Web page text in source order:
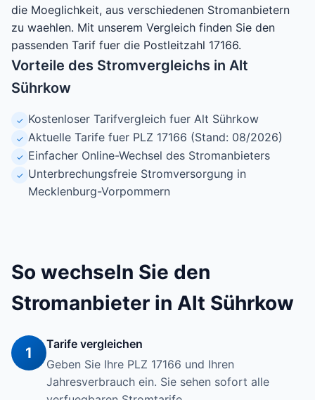
die Moeglichkeit, aus verschiedenen Stromanbietern
zu waehlen. Mit unserem Vergleich finden Sie den
passenden Tarif fuer die Postleitzahl 17166.
Vorteile des Stromvergleichs in Alt
Sührkow
✓ Kostenloser Tarifvergleich fuer Alt Sührkow
✓ Aktuelle Tarife fuer PLZ 17166 (Stand: 08/2026)
✓ Einfacher Online-Wechsel des Stromanbieters
✓ Unterbrechungsfreie Stromversorgung in
Mecklenburg-Vorpommern
So wechseln Sie den
Stromanbieter in Alt Sührkow
1
Tarife vergleichen
Geben Sie Ihre PLZ 17166 und Ihren
Jahresverbrauch ein. Sie sehen sofort alle